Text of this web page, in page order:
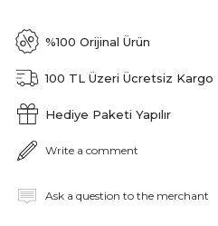
%100 Orijinal Ürün
100 TL Üzeri Ücretsiz Kargo
Hediye Paketi Yapılır
Write a comment
Ask a question to the merchant